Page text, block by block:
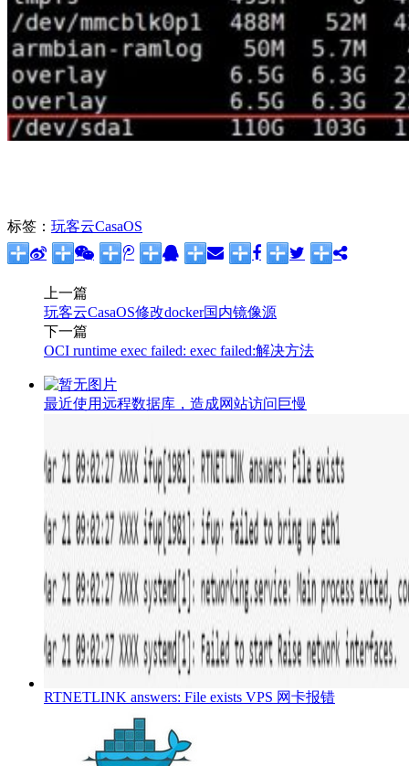
标签： 玩客云CasaOS
上一篇
玩客云CasaOS修改docker国内镜像源
下一篇
OCI runtime exec failed: exec failed:解决方法
最近使用远程数据库，造成网站访问巨慢
RTNETLINK answers: File exists VPS 网卡报错